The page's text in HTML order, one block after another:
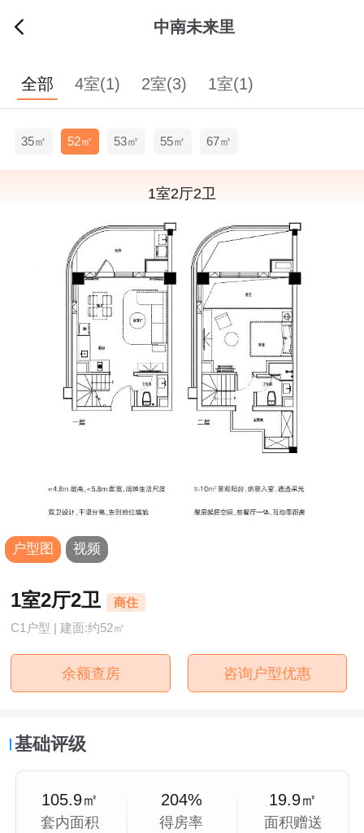
中南未来里
全部 4室(1) 2室(3) 1室(1)
35㎡ 52㎡ 53㎡ 55㎡ 67㎡
1室2厅2卫
户型图 视频
1室2厅2卫 商住
C1户型 | 建面:约52㎡
余额查房 咨询户型优惠
基础评级
105.9㎡
套内面积
204%
得房率
19.9㎡
面积赠送